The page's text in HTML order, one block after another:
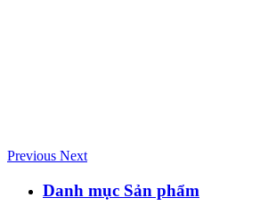
Previous Next
Danh mục Sản phẩm